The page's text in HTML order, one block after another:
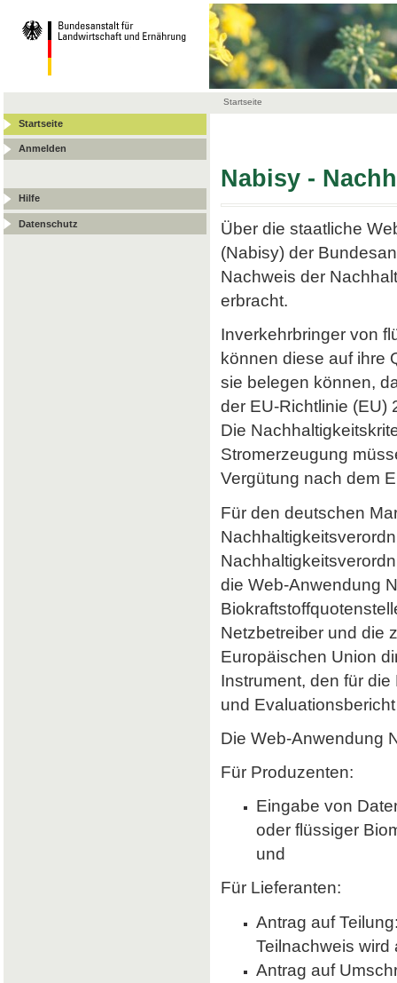
Startseite
Startseite
Anmelden
Hilfe
Datenschutz
Nabisy -
Über die staatliche
(Nabisy) der
Nachweis der
erbracht.
Inverkehrbringer von
können diese auf ihre
sie belegen können,
der EU-Richtlinie (EU)
Die
Stromerzeugung
Vergütung nach dem
Für den deutschen
die Web-Anwendung
Netzbetreiber und die
Europäischen Union
Instrument, den für
und
Die Web-Anwendung
Für Produzenten:
Eingabe von
oder flüssiger
und
Für Lieferanten:
Antrag auf
Teilnachweis wird
Antrag auf